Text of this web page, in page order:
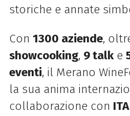
storiche e annate
Con 1300 aziende,
showcooking, 9 talke
eventi, il Merano
la sua anima
collaborazione con